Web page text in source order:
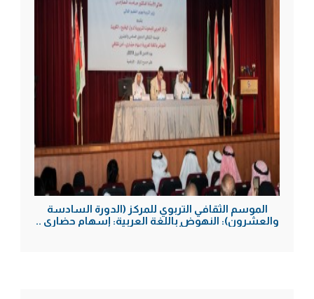
الموسم الثقافي التربوي للمركز (الدورة السادسة
والعشرون): النهوض باللغة العربية: إسهام حضاري ..